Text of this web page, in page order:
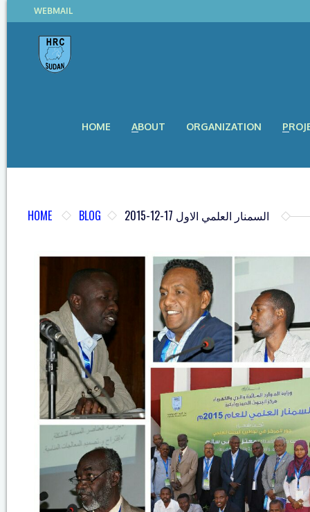
WEBMAIL
HOME ABOUT ORGANIZATION
HOME BLOG السمنار العلمي الاول 17-12-2015